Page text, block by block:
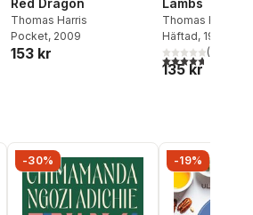
Red Dragon
Thomas Harris
Pocket, 2009
153 kr
Lambs
Thomas Harris
Häftad, 1991
4,7utav 5(
135 kr
-30% -19%